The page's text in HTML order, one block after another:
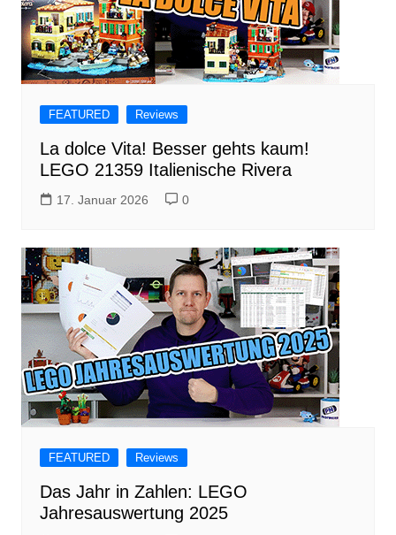
FEATURED Reviews
La dolce Vita! Besser gehts kaum!
LEGO 21359 Italienische Rivera
17. Januar 2026 0
FEATURED Reviews
Das Jahr in Zahlen: LEGO
Jahresauswertung 2025